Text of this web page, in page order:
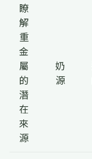
瞭
解
重
金
屬
的
潛
在
來
源
奶
源